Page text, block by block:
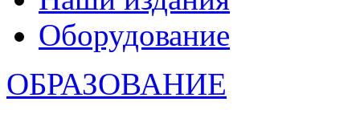
Оборудование
ОБРАЗОВАНИЕ